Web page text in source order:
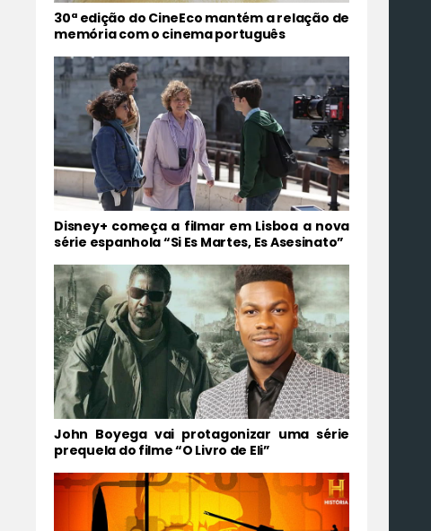
30ª edição do CineEco mantém a relação de
memória com o cinema português
Disney+ começa a filmar em Lisboa a nova
série espanhola “Si Es Martes, Es Asesinato”
John Boyega vai protagonizar uma série
prequela do filme “O Livro de Eli”